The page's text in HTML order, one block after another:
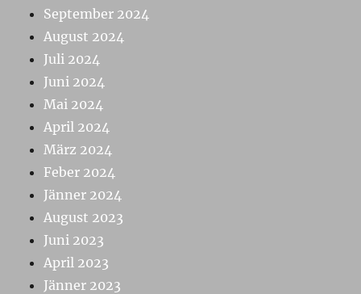
September 2024
August 2024
Juli 2024
Juni 2024
Mai 2024
April 2024
März 2024
Feber 2024
Jänner 2024
August 2023
Juni 2023
April 2023
Jänner 2023